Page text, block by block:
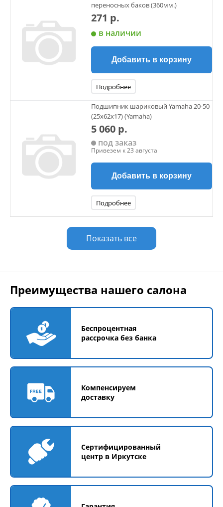
переносных баков (360мм.)
271 р.
в наличии
Добавить в корзину
Подробнее
Подшипник шариковый Yamaha 20-50
(25x62x17) (Yamaha)
5 060 р.
под заказ
Привезем к 23 августа
Добавить в корзину
Подробнее
Показать все
Преимущества нашего салона
Беспроцентная
рассрочка без банка
Компенсируем
доставку
Сертифицированный
центр в Иркутске